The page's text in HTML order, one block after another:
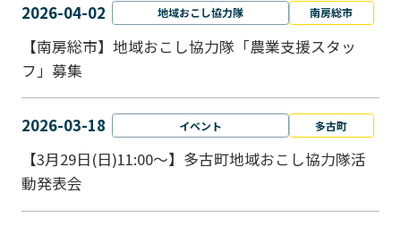
2026-04-02 地域おこし協力隊 南房総市
【南房総市】地域おこし協力隊「農業支援スタッ
フ」募集
2026-03-18 イベント 多古町
【3月29日(日)11:00～】多古町地域おこし協力隊活
動発表会